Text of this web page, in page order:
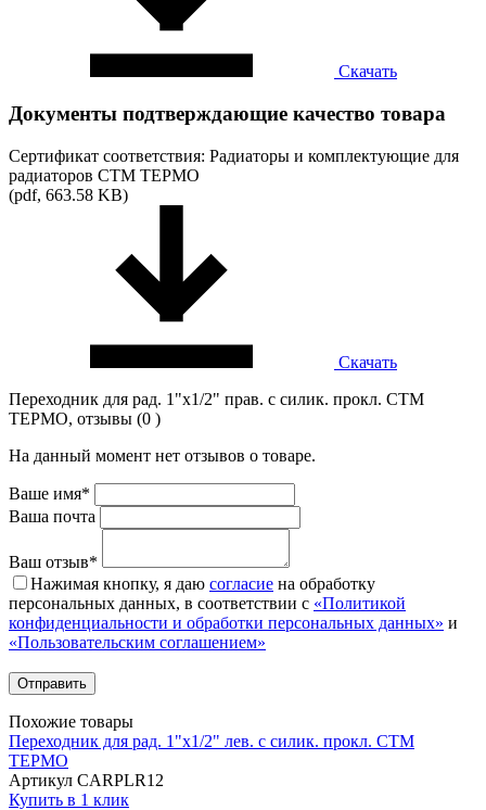
Скачать
Документы подтверждающие качество товара
Сертификат соответствия: Радиаторы и комплектующие для
радиаторов СТМ ТЕРМО
(pdf, 663.58 KB)
Скачать
Переходник для рад. 1"х1/2" прав. с силик. прокл. CTM
ТЕРМО, отзывы (0 )
На данный момент нет отзывов о товаре.
Ваше имя*
Ваша почта
Ваш отзыв*
Нажимая кнопку, я даю согласие на обработку
персональных данных, в соответствии с «Политикой
конфиденциальности и обработки персональных данных» и
«Пользовательским соглашением»
Похожие товары
Переходник для рад. 1"х1/2" лев. с силик. прокл. CTM
ТЕРМО
Артикул CARPLR12
Купить в 1 клик